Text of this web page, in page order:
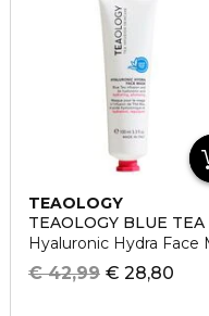
TEAOLOGY
TEAOLOGY BLUE TEA
Hyaluronic Hydra Face
€ 28,80
€ 42,99